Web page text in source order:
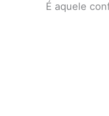
É aquele